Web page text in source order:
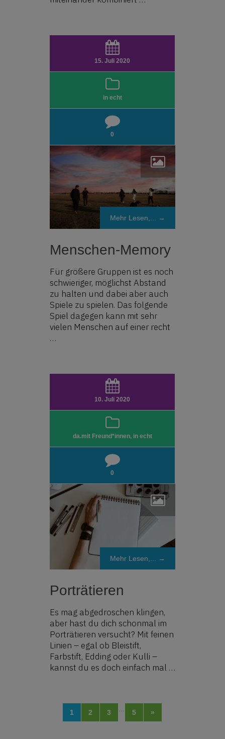
15. Juli 2020
in echt
0
Mehr Lesen,... →
Menschen-Memory
Für größere Gruppen ist es noch
schwieriger, möglichst Abstand
zu halten und dabei aber auch
Spiele zu spielen. Das folgende
Spiel dagegen kann mit sehr
vielen Menschen auf einer recht
…
10. Juli 2020
da.mit Freund*innen, in echt
0
Mehr Lesen,... →
Porträtieren
Es mag abgedroschen klingen,
aber hast du dich schonmal im
Porträtieren versucht? Mit feinen
Linien – egal ob Bleistift,
Farbstift, Edding oder Kulli –
kannst du es doch einfach mal …
1 2 3 5 »